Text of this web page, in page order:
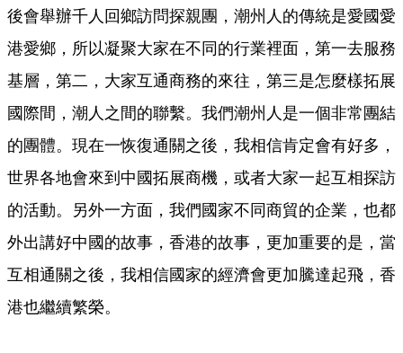
後會舉辦千人回鄉訪問探親團，潮州人的傳統是愛國愛
港愛鄉，所以凝聚大家在不同的行業裡面，第一去服務
基層，第二，大家互通商務的來往，第三是怎麼樣拓展
國際間，潮人之間的聯繫。我們潮州人是一個非常團結
的團體。現在一恢復通關之後，我相信肯定會有好多，
世界各地會來到中國拓展商機，或者大家一起互相探訪
的活動。另外一方面，我們國家不同商貿的企業，也都
外出講好中國的故事，香港的故事，更加重要的是，當
互相通關之後，我相信國家的經濟會更加騰達起飛，香
港也繼續繁榮。